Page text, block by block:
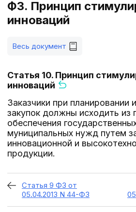
ФЗ. Принцип
инноваций
Весь документ
Статья 10. Принцип
инноваций
Заказчики при планировании
закупок должны исходить из
обеспечения
муниципальных нужд путем
инновационной и
продукции.
Статья 9 ФЗ от
05.04.2013 N 44-ФЗ